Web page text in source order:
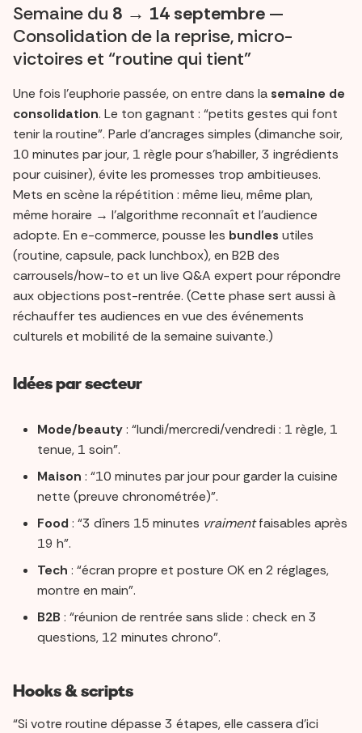
Semaine du 8 → 14 septembre —
Consolidation de la reprise, micro-
victoires et “routine qui tient”
Une fois l’euphorie passée, on entre dans la semaine de
consolidation. Le ton gagnant : “petits gestes qui font
tenir la routine”. Parle d’ancrages simples (dimanche soir,
10 minutes par jour, 1 règle pour s’habiller, 3 ingrédients
pour cuisiner), évite les promesses trop ambitieuses.
Mets en scène la répétition : même lieu, même plan,
même horaire → l’algorithme reconnaît et l’audience
adopte. En e-commerce, pousse les bundles utiles
(routine, capsule, pack lunchbox), en B2B des
carrousels/how-to et un live Q&A expert pour répondre
aux objections post-rentrée. (Cette phase sert aussi à
réchauffer tes audiences en vue des événements
culturels et mobilité de la semaine suivante.)
Idées par secteur
Mode/beauty: “lundi/mercredi/vendredi : 1 règle, 1
tenue, 1 soin”.
Maison : “10 minutes par jour pour garder la cuisine
nette (preuve chronométrée)”.
Food : “3 dîners 15 minutes vraimentfaisables après
19 h”.
Tech : “écran propre et posture OK en 2 réglages,
montre en main”.
B2B : “réunion de rentrée sans slide : check en 3
questions, 12 minutes chrono”.
Hooks & scripts
“Si votre routine dépasse 3 étapes, elle cassera d’ici